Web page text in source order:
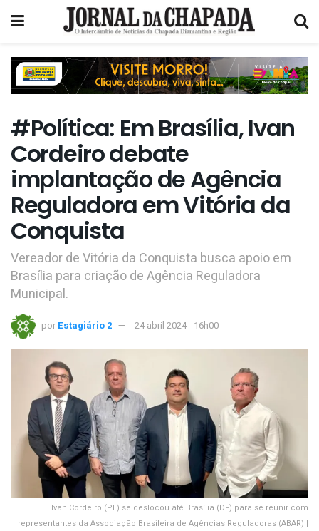
#Política: Em Brasília, Ivan
Cordeiro debate
implantação de Agência
Reguladora em Vitória da
Conquista
Vereador de Vitória da Conquista busca apoio em
Brasília para criação de Agência Reguladora
Municipal.
por Estagiário 2 24 abril 2024 - 16h00
Ivan Cordeiro (PL) se deslocou até Brasília (DF) para se reunir com
representantes da Associação Brasileira de Agências Reguladoras (ABAR) |